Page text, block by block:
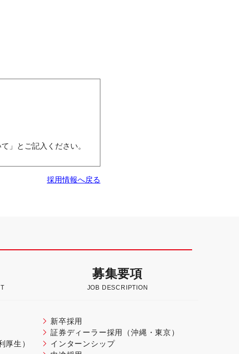
」とご記入ください。
採用情報へ戻る
厚生）
募集要項
JOB DESCRIPTION
新卒採用
証券ディーラー採用（沖縄・東京）
インターンシップ